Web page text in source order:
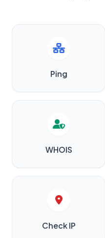
Ping
WHOIS
Check IP